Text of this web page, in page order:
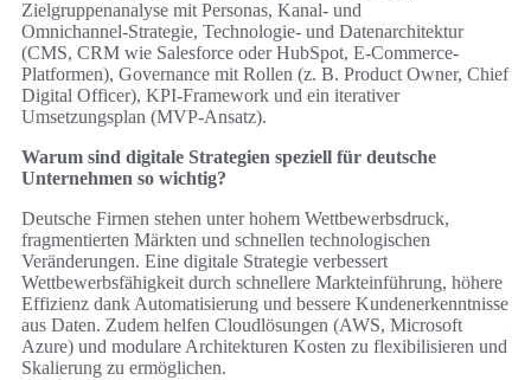
Zielgruppenanalyse mit Personas, Kanal- und
Omnichannel‑Strategie, Technologie‑ und Datenarchitektur
(CMS, CRM wie Salesforce oder HubSpot, E‑Commerce-
Platformen), Governance mit Rollen (z. B. Product Owner, Chief
Digital Officer), KPI‑Framework und ein iterativer
Umsetzungsplan (MVP-Ansatz).
Warum sind digitale Strategien speziell für deutsche
Unternehmen so wichtig?
Deutsche Firmen stehen unter hohem Wettbewerbsdruck,
fragmentierten Märkten und schnellen technologischen
Veränderungen. Eine digitale Strategie verbessert
Wettbewerbsfähigkeit durch schnellere Markteinführung, höhere
Effizienz dank Automatisierung und bessere Kundenerkenntnisse
aus Daten. Zudem helfen Cloudlösungen (AWS, Microsoft
Azure) und modulare Architekturen Kosten zu flexibilisieren und
Skalierung zu ermöglichen.